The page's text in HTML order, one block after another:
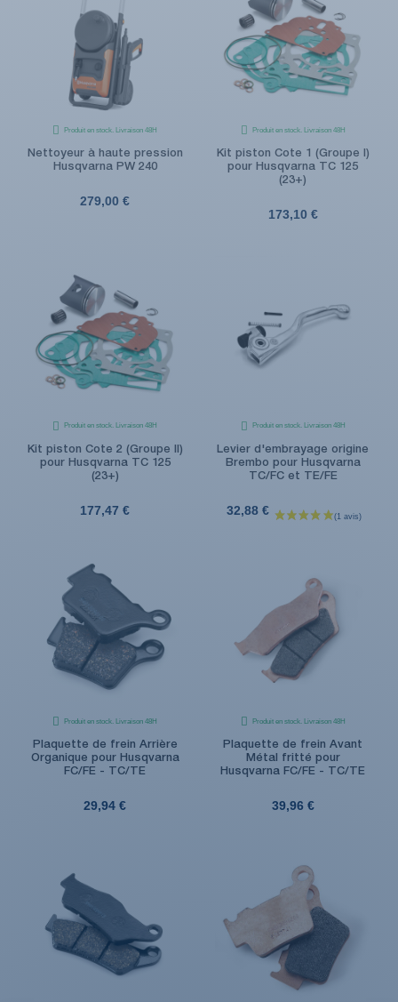
Produit en stock. Livraison 48H
Nettoyeur à haute pression
Husqvarna PW 240
279,00 €
Produit en stock. Livraison 48H
Kit piston Cote 1 (Groupe I)
pour Husqvarna TC 125
(23+)
173,10 €
Produit en stock. Livraison 48H
Kit piston Cote 2 (Groupe II)
pour Husqvarna TC 125
(23+)
177,47 €
Produit en stock. Livraison 48H
Levier d'embrayage origine
Brembo pour Husqvarna
TC/FC et TE/FE
32,88 €
Produit en stock. Livraison 48H
Plaquette de frein Arrière
Organique pour Husqvarna
FC/FE - TC/TE
29,94 €
Produit en stock. Livraison 48H
Plaquette de frein Avant
Métal fritté pour
Husqvarna FC/FE - TC/TE
39,96 €